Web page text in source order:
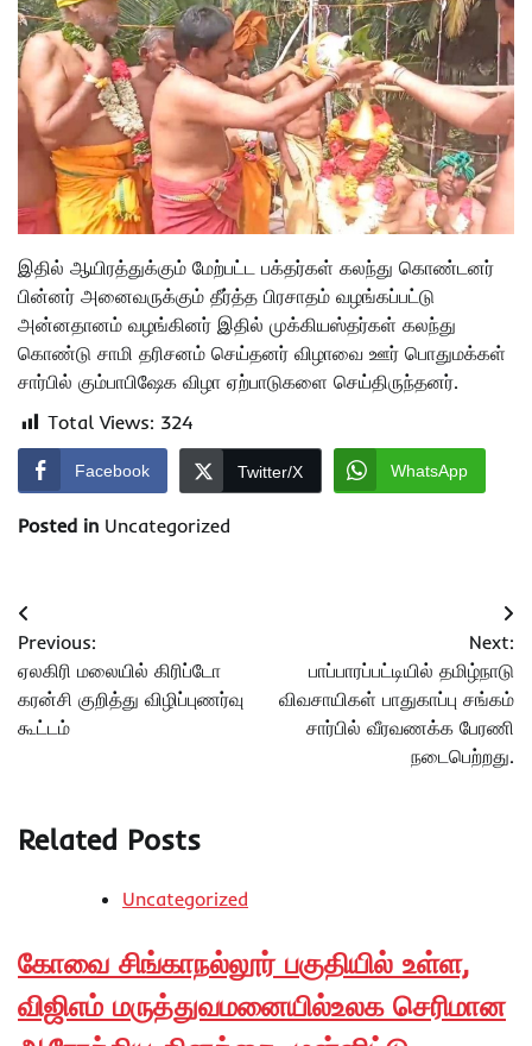
இதில் ஆயிரத்துக்கும் மேற்பட்ட பக்தர்கள் கலந்து கொண்டனர்
பின்னர் அனைவருக்கும் தீர்த்த பிரசாதம் வழங்கப்பட்டு
அன்னதானம் வழங்கினர் இதில் முக்கியஸ்தர்கள் கலந்து
கொண்டு சாமி தரிசனம் செய்தனர் விழாவை ஊர் பொதுமக்கள்
சார்பில் கும்பாபிஷேக விழா ஏற்பாடுகளை செய்திருந்தனர்.
Total Views: 324
Facebook Twitter/X WhatsApp
Posted in Uncategorized
Post
navigation
Previous:
ஏலகிரி மலையில் கிரிப்டோ
கரன்சி குறித்து விழிப்புணர்வு
கூட்டம்
Next:
பாப்பாரப்பட்டியில் தமிழ்நாடு
விவசாயிகள் பாதுகாப்பு சங்கம்
சார்பில் வீரவணக்க பேரணி
நடைபெற்றது.
Related Posts
Uncategorized
கோவை சிங்காநல்லூர் பகுதியில் உள்ள,
விஜிஎம் மருத்துவமனையில்உலக செரிமான